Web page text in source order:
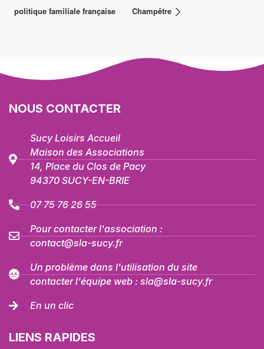
politique familiale française
Champêtre
NOUS CONTACTER
Sucy Loisirs Accueil
Maison des Associations
14, Place du Clos de Pacy
94370 SUCY-EN-BRIE
07 75 76 26 55
Pour contacter l'association :
contact@sla-sucy.fr
Un problème dans l'utilisation du site
contacter l'équipe web : sla@sla-sucy.fr
En un clic
LIENS RAPIDES